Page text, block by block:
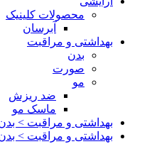
محصولات کلینیک
آبرسان
بهداشتی و مراقبت
بدن
صورت
مو
ضد ریزش
ماسک مو
بهداشتی و مراقبت >
بهداشتی و مراقبت >